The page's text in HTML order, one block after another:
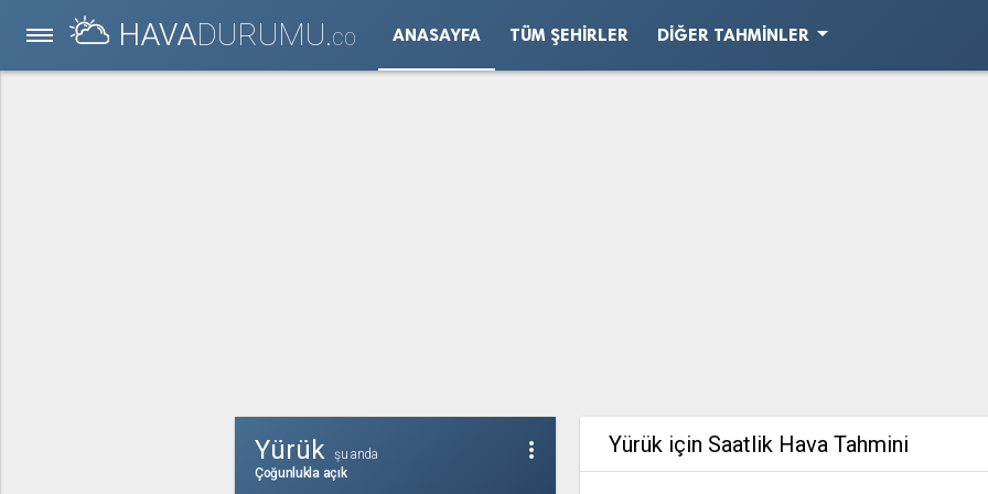
HAVADURUMU.CO ANASAYFA TÜM ŞEHIRLER DIĞER TAHMINLERarrow_drop_down
more_vert
Yürük şu anda
Çoğunlukla açık
Yürük için Saatlik Hava Tahmini